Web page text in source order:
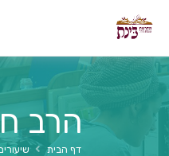
הרב
דף הבית